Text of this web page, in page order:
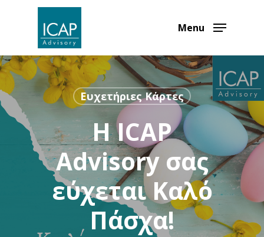
content
Menu
Ευχετήριες Κάρτες
H ICAP
Advisory σας
εύχεται Καλό
Πάσχα!